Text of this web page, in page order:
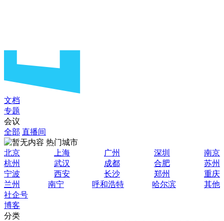
文档
专题
会议
全部 直播间
热门城市
北京
上海 广州 深圳
南京
杭州
武汉 成都 合肥
苏州
宁波
西安 长沙 郑州
重庆
兰州
南宁 呼和浩特 哈尔滨
其他
社企号
博客
分类